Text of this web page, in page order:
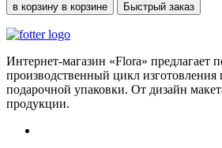
в корзину в корзине Быстрый заказ
Интернет-магазин «Flora» предлагает
производственный цикл изготовления
подарочной упаковки. От дизайн
продукции.